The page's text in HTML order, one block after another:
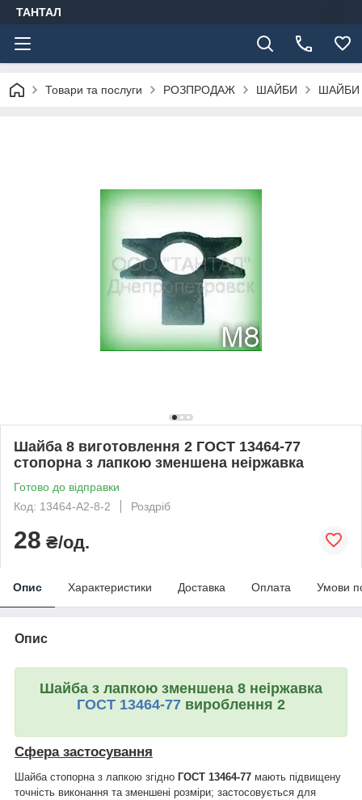
ТАНТАЛ
Товари та послуги РОЗПРОДАЖ ШАЙБИ ШАЙБИ
Шайба 8 виготовлення 2 ГОСТ 13464-77
стопорна з лапкою зменшена неіржавка
Готово до відправки
Код: 13464-А2-8-2
Роздріб
28 ₴/од.
Опис Характеристики Доставка Оплата Умови
Опис
Шайба з лапкою зменшена 8 неіржавка
ГОСТ 13464-77 вироблення 2
Сфера застосування
Шайба стопорна з лапкою згідно ГОСТ 13464-77 мають підвищену
точність виконання та зменшені розміри; застосовується для